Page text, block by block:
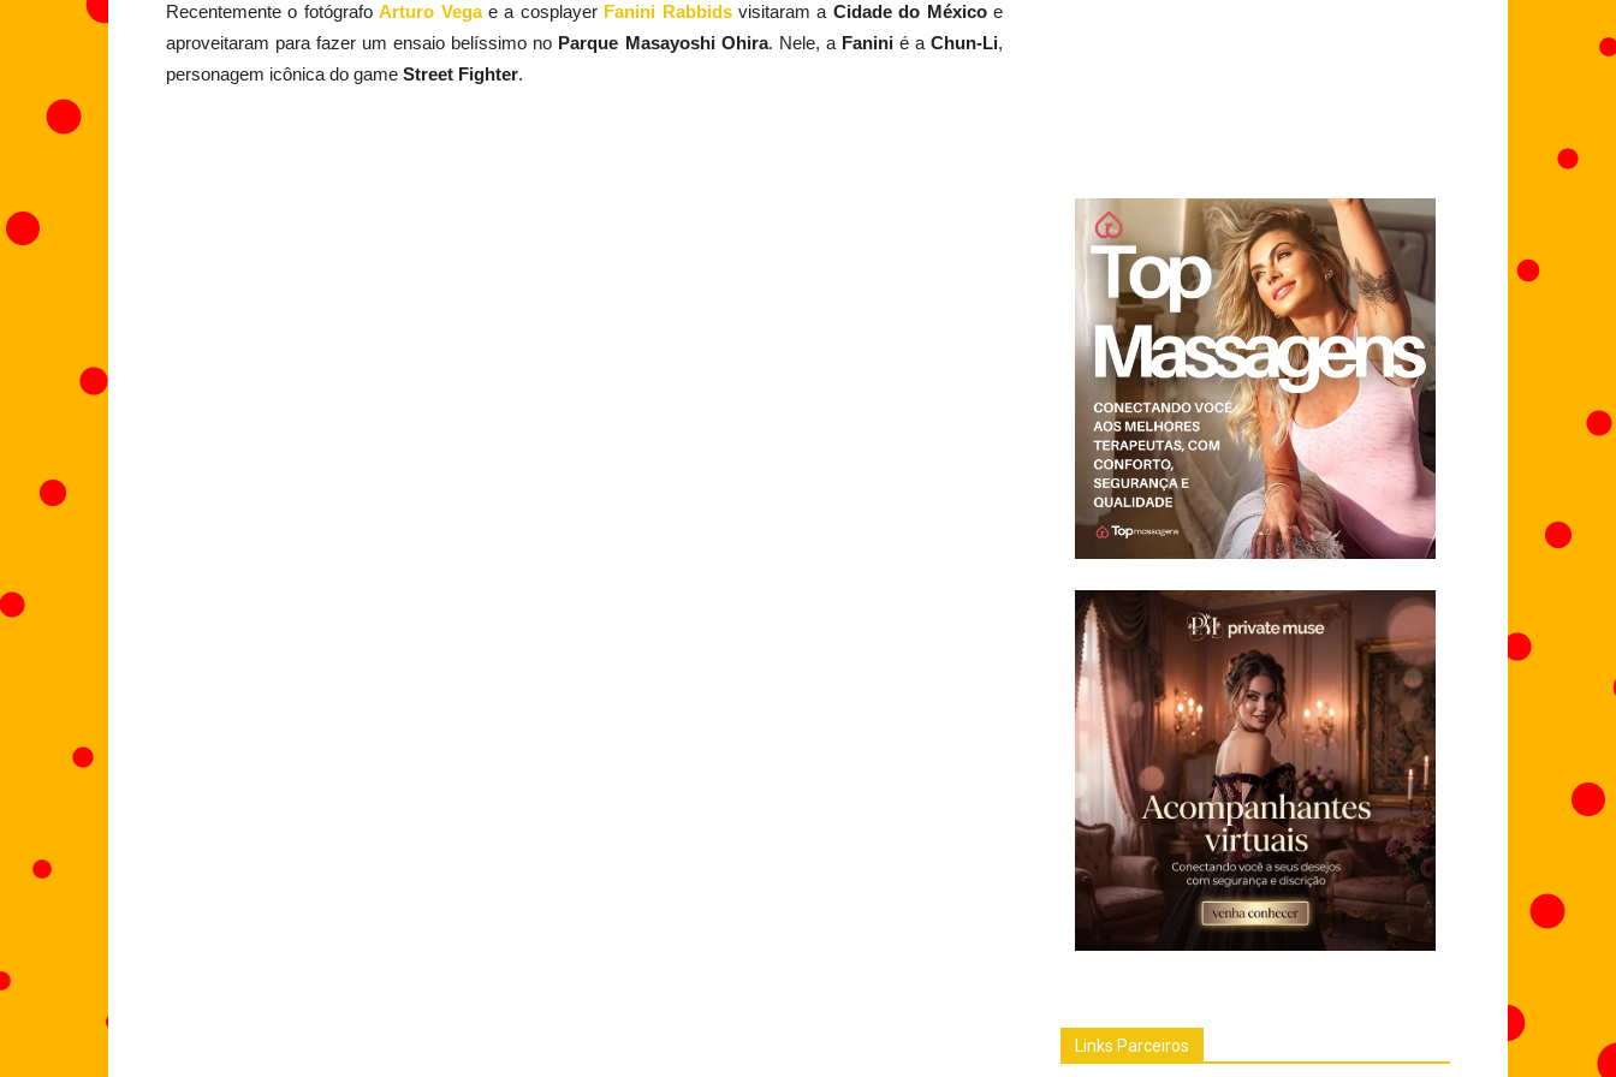
Recentemente o fotógrafoArturo Vegae a cosplayer Fanini Rabbidsvisitaram a Cidade do Méxicoe
aproveitaram para fazer um ensaio belíssimo no Parque Masayoshi Ohira. Nele, a Faninié aChun-Li,
personagem icônica do game Street Fighter.
Links Parceiros